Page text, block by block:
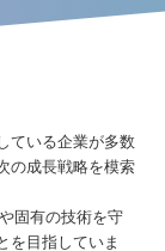
ている企業が多数
の成長戦略を模索
固有の技術を守
を目指していま